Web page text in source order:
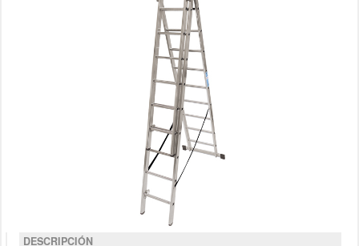
DESCRIPCIÓN